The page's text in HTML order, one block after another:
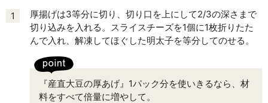
1
厚揚げは3等分に切り、切り口を上にして2/3の深さまで
切り込みを入れる。スライスチーズを1個に1枚折りたた
んで入れ、解凍してほぐした明太子を等分してのせる。
『産直大豆の厚あげ』1パック分を使いきるなら、材
料をすべて倍量に増やして。